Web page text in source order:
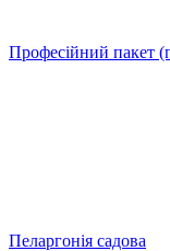
Професійний пакет
Пеларгонія садова